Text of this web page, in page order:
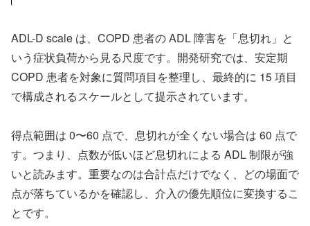
ADL-D scale は、COPD 患者の ADL 障害を「息切れ」と
いう症状負荷から見る尺度です。開発研究では、安定期
COPD 患者を対象に質問項目を整理し、最終的に 15 項目
で構成されるスケールとして提示されています。
得点範囲は 0〜60 点で、息切れが全くない場合は 60 点で
す。つまり、点数が低いほど息切れによる ADL 制限が強
いと読みます。重要なのは合計点だけでなく、どの場面で
点が落ちているかを確認し、介入の優先順位に変換するこ
とです。